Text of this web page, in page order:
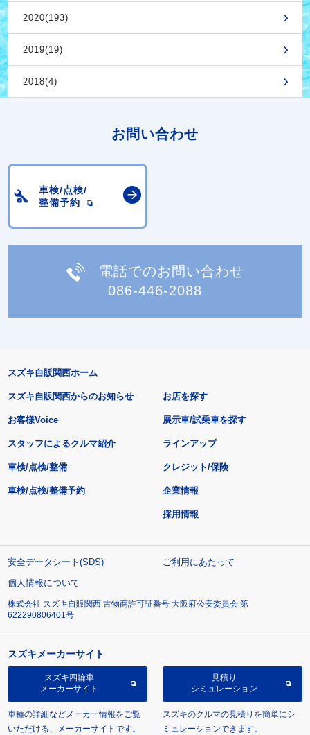
2020(193)
2019(19)
2018(4)
お問い合わせ
車検/点検/
整備予約
電話でのお問い合わせ
086-446-2088
スズキ自販関西ホーム
スズキ自販関西からのお知らせ
お客様Voice
スタッフによるクルマ紹介
お店を探す
展示車/試乗車を探す
ラインアップ
車検/点検/整備 クレジット/保険
車検/点検/整備予約 企業情報
採用情報
安全データシート(SDS)
ご利用にあたって
個人情報について
株式会社 スズキ自販関西 古物商許可証番号 大阪府公安委員会 第
622290806401号
スズキメーカーサイト
スズキ四輪車
メーカーサイト
車種の詳細などメーカー情報をご覧
いただける、メーカーサイトです。
見積り
シミュレーション
スズキのクルマの見積りを簡単にシ
ミュレーションできます。